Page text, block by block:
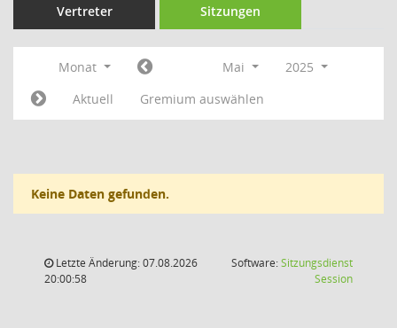
Vertreter Sitzungen
Monat Mai
2025
Aktuell
Gremium auswählen
Keine Daten gefunden.
Letzte Änderung: 07.08.2026
20:00:58
Software:Sitzungsdienst
Session(Wird in